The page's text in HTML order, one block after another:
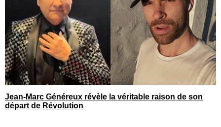
Jean-Marc Généreux révèle la véritable raison de son
départ de Révolution